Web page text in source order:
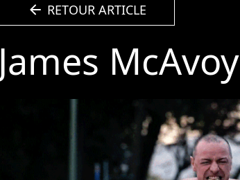
arrow_left RETOUR ARTICLE
James